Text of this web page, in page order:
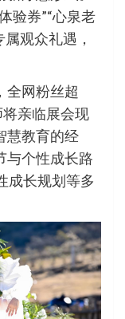
验券”“心泉老
观众礼遇，
全网粉丝超
亲临展会现
慧教育的经
与个性成长路
成长规划等多